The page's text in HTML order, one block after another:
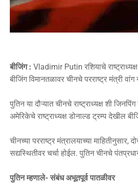
बीजिंग : Vladimir Putin रशियाचे राष्ट्राध्यक्ष
बीजिंग विमानतळावर चीनचे परराष्ट्र मंत्री
पुतिन या दौऱ्यात चीनचे राष्ट्राध्यक्ष शी
अमेरिकेचे राष्ट्राध्यक्ष डोनाल्ड ट्रम्प देखील
चीनच्या परराष्ट्र मंत्रालयाच्या माहितीनुसार,
सद्यस्थितीवर चर्चा होईल. पुतिन चीनचे
पुतिन म्हणाले- संबंध अभूतपूर्व पातळीवर